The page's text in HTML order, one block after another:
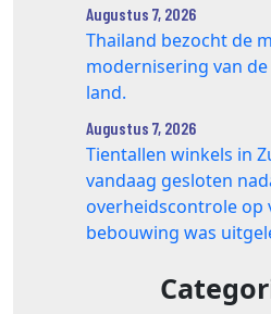
Augustus 7, 2026
Thailand bezocht de
modernisering van
land.
Augustus 7, 2026
Tientallen winkels in
vandaag gesloten
overheidscontrole op
bebouwing was